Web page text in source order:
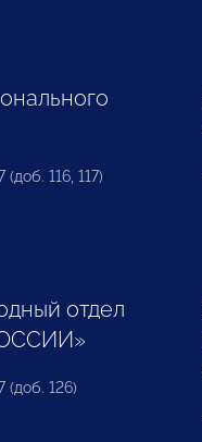
(доб. 116, 117)
отдел
(доб. 126)